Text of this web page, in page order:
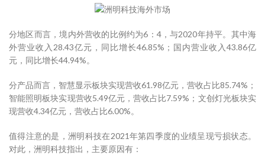
分地区而言，境内外营收的比例约为6：4，与2020年持平。其中海
外营业收入28.43亿元，同比增长46.85%；国内营业收入43.86亿
元，同比增长44.94%。
分产品而言，智慧显示板块实现营收61.98亿元，营收占比85.74%；
智能照明板块实现营收5.49亿元，营收占比7.59%；文创灯光板块实
现营收4.34亿元，营收占比6.00%。
值得注意的是，洲明科技在2021年第四季度的业绩呈现亏损状态。
对此，洲明科技指出，主要原因有：